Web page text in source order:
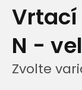
Vrtací
N -
Zvolte